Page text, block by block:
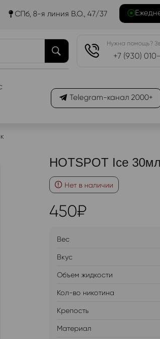
СПб, 8-я линия В.О., 47/37
Нужна помощь?
+7 (930)
Telegram-канал 2000+
HOTSPOT Ice
Нет в наличии
450₽
Вес
Вкус
Объем жидкости
Кол-во никотина
Крепость
Материал